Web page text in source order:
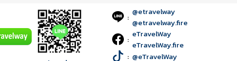
: @etravelway
@etravelway.fire
: eTravelWay
eTravelWay.fire
: @eTravelWay